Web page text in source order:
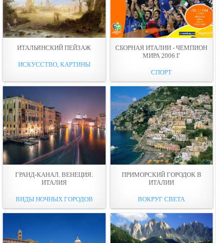
ИТАЛЬЯНСКИЙ ПЕЙЗАЖ
ИСКУССТВО, КАРТИНЫ
СБОРНАЯ ИТАЛИИ - ЧЕМПИОН
МИРА 2006 Г
СПОРТ
ГРАНД-КАНАЛ. ВЕНЕЦИЯ.
ИТАЛИЯ
ВИДЫ НОЧНЫХ ГОРОДОВ
ПРИМОРСКИЙ ГОРОДОК В
ИТАЛИИ
ВОКРУГ СВЕТА